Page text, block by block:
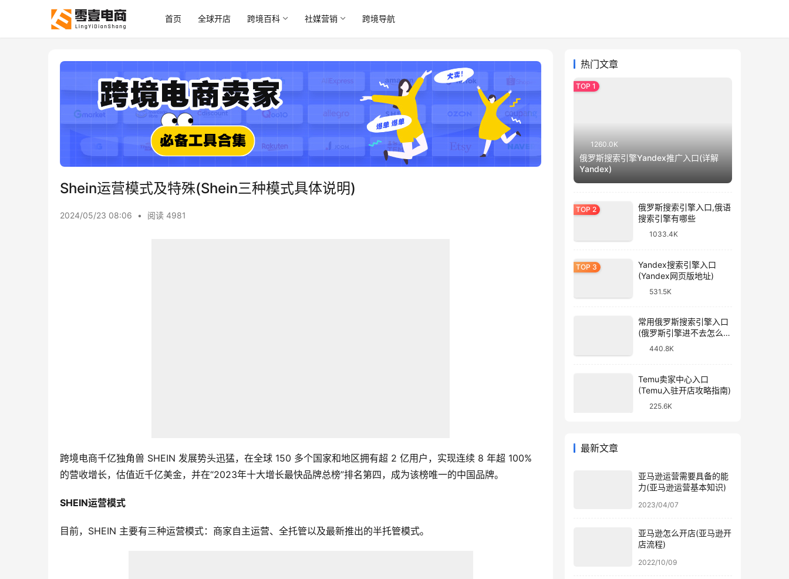
首页 全球开店 跨境百科 社媒营销 跨境导航
Shein运营模式及特殊(Shein三种模式具体说明)
2024/05/23 08:06 • 阅读 4981
跨境电商千亿独角兽 SHEIN 发展势头迅猛，在全球 150 多个国家和地区拥有超 2 亿用户，实现连续 8 年超 100%
的营收增长，估值近千亿美金，并在“2023年十大增长最快品牌总榜”排名第四，成为该榜唯一的中国品牌。
SHEIN运营模式
目前，SHEIN 主要有三种运营模式：商家自主运营、全托管以及最新推出的半托管模式。
热门文章
1260.0K
俄罗斯搜索引擎Yandex推广入口(详解
Yandex)
俄罗斯搜索引擎入口,俄语
搜索引擎有哪些
1033.4K
Yandex搜索引擎入口
(Yandex网页版地址)
531.5K
常用俄罗斯搜索引擎入口
(俄罗斯引擎进不去怎么
440.8K
Temu卖家中心入口
(Temu入驻开店攻略指南)
225.6K
最新文章
亚马逊运营需要具备的能
力(亚马逊运营基本知识)
2023/04/07
亚马逊怎么开店(亚马逊开
店流程)
2022/10/09